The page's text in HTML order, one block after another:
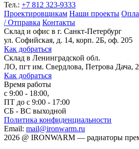
Тел.: +7 812 323-9333
Проектировщикам Наши проекты
/ Отправка Контакты
Склад и офис в г. Санкт-Петербург
ул. Софийская, д. 14, корп. 2Б, оф. 205
Как добраться
Склад в Ленинградской обл.
ЛО, пгт им. Свердлова, Петрова Дача,
Как добраться
Время работы
с 9:00 - 18:00,
ПТ до с 9:00 - 17:00
СБ - ВС выходной
Политика конфиденциальности
Email: mail@ironwarm.ru
2026 @ IRONWARM — радиаторы